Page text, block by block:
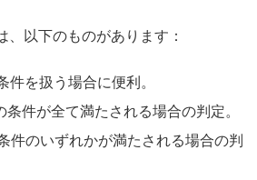
以下のものがあります：
件を扱う場合に便利。
条件が全て満たされる場合の判定。
件のいずれかが満たされる場合の判